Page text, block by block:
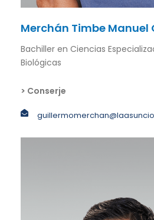
Merchán Timbe Manuel
Bachiller en Ciencias
Biológicas
> Conserje